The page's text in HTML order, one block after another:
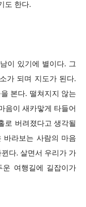
도 한다.
이 있기에 별이다. 그
가 되며 지도가 된다.
본다. 떨쳐지지 않는
음이 새카맣게 타들어
로 버려졌다고 생각될
바라보는 사람의 마음
다. 살면서 우리가 가
여행길에 길잡이가